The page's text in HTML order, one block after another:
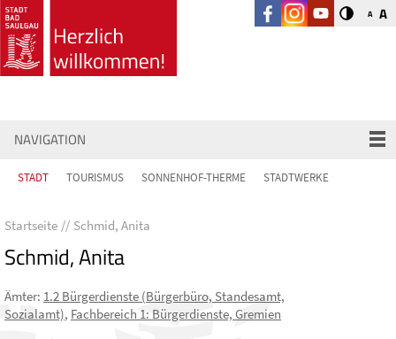
A A
NAVIGATION
STADT TOURISMUS SONNENHOF-THERME STADTWERKE
Startseite Schmid, Anita
Schmid, Anita
Ämter: 1.2 Bürgerdienste (Bürgerbüro, Standesamt,
Sozialamt), Fachbereich 1: Bürgerdienste, Gremien